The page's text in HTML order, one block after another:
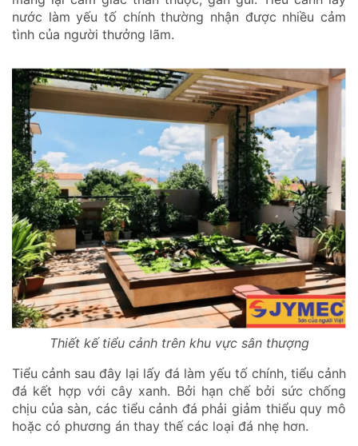
nước làm yếu tố chính thường nhận được nhiều cảm
tình của người thưởng lãm.
Thiết kế tiểu cảnh trên khu vực sân thượng
Tiểu cảnh sau đây lại lấy đá làm yếu tố chính, tiểu cảnh
đá kết hợp với cây xanh. Bởi hạn chế bởi sức chống
chịu của sàn, các tiểu cảnh đá phải giảm thiểu quy mô
hoặc có phương án thay thế các loại đá nhẹ hơn.